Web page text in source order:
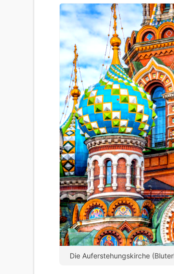
Die Auferstehungskirche